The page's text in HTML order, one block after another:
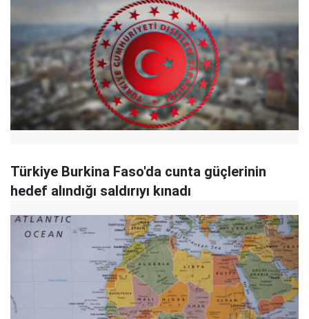
Türkiye Burkina Faso'da cunta güçlerinin
hedef alındığı saldırıyı kınadı